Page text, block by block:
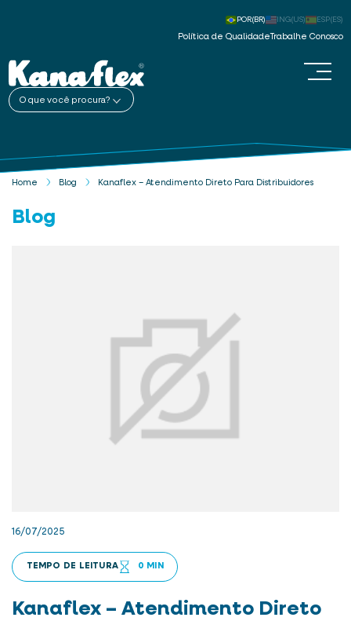
Política de Qualidade Trabalhe Conosco
POR(BR) ING(US) ESP(ES)
O que você procura?
Home Blog Kanaflex – Atendimento Direto Para Distribuidores
Blog
16/07/2025
TEMPO DE LEITURA 0 MIN
Kanaflex – Atendimento Direto